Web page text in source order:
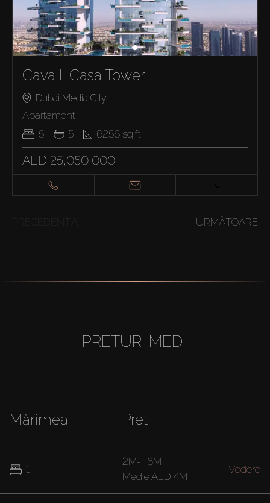
Cavalli Casa Tower
Dubai Media City
Apartament
5
5 6256 sq.ft
AED 25,050,000
URMĂTOARE
PRETURI MEDII
Mărimea
1
Preț
2M- 6M
MedieAED 4M
Vedere